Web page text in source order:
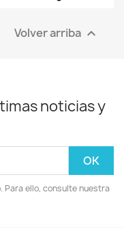
Volver arriba 
noticias y
Para ello, consulte nuestra